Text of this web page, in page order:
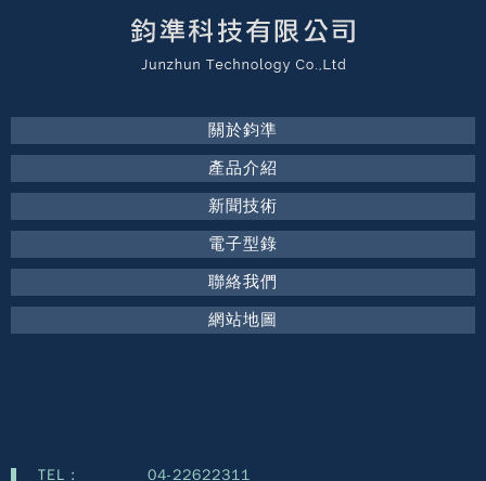
關於鈞準
產品介紹
新聞技術
電子型錄
聯絡我們
網站地圖
TEL : 04-22622311